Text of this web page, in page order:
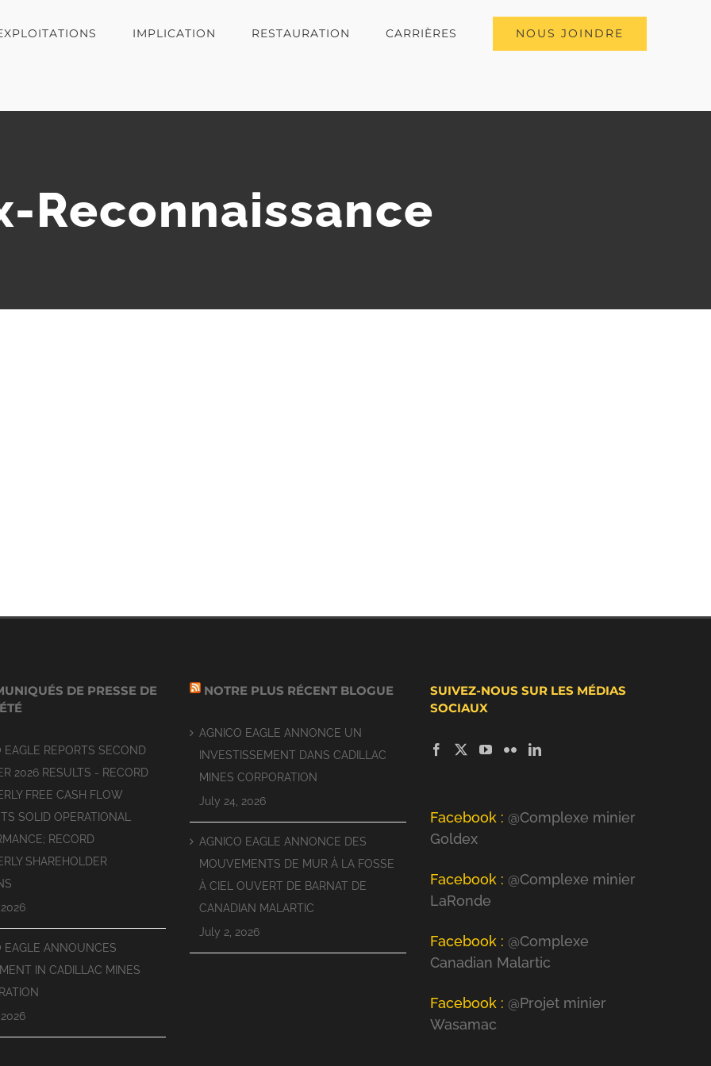
IMPLICATION RESTAURATION CARRIÈRES NOUS JOINDRE
Reconnaissance
DE PRESSE DE
EAGLE REPORTS SECOND
2026 RESULTS - RECORD
FREE CASH FLOW
SOLID OPERATIONAL
RECORD
SHAREHOLDER
EAGLE ANNOUNCES
IN CADILLAC MINES
NOTRE PLUS RÉCENT BLOGUE
AGNICO EAGLE ANNONCE UN
INVESTISSEMENT DANS CADILLAC
MINES CORPORATION
July 24, 2026
AGNICO EAGLE ANNONCE DES
MOUVEMENTS DE MUR À LA FOSSE
À CIEL OUVERT DE BARNAT DE
CANADIAN MALARTIC
July 2, 2026
SUIVEZ-NOUS SUR LES MÉDIAS
SOCIAUX
Facebook : @Complexe minier
Goldex
Facebook : @Complexe minier
LaRonde
Facebook : @Complexe
Canadian Malartic
Facebook : @Projet minier
Wasamac